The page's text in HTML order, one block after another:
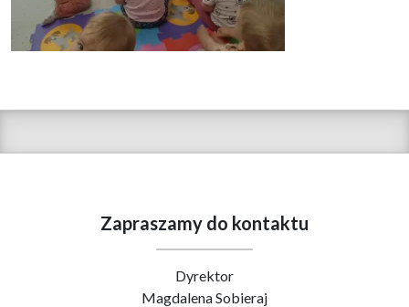
Zapraszamy do kontaktu
Dyrektor
Magdalena Sobieraj